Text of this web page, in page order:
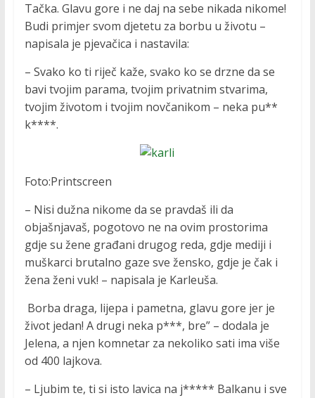
Tačka. Glavu gore i ne daj na sebe nikada nikome!
Budi primjer svom djetetu za borbu u životu –
napisala je pjevačica i nastavila:
– Svako ko ti riječ kaže, svako ko se drzne da se
bavi tvojim parama, tvojim privatnim stvarima,
tvojim životom i tvojim novčanikom – neka pu**
k****.
Foto:Printscreen
– Nisi dužna nikome da se pravdaš ili da
objašnjavaš, pogotovo ne na ovim prostorima
gdje su žene građani drugog reda, gdje mediji i
muškarci brutalno gaze sve žensko, gdje je čak i
žena ženi vuk! – napisala je Karleuša.
Borba draga, lijepa i pametna, glavu gore jer je
život jedan! A drugi neka p***, bre” – dodala je
Jelena, a njen komnetar za nekoliko sati ima više
od 400 lajkova.
– Ljubim te, ti si isto lavica na j***** Balkanu i sve